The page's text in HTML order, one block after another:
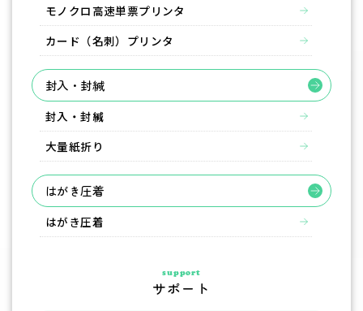
モノクロ高速単票プリンタ
カード（名刺）プリンタ
封入・封緘
封入・封緘
大量紙折り
はがき圧着
はがき圧着
support
サポート